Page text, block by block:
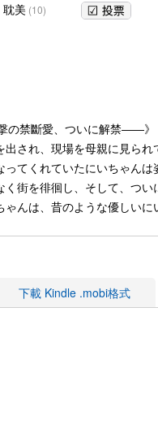
耽美 (10)
の禁斷愛、ついに解禁――》
され、現場を母親に見られ
てくれていたにいちゃん
く街を徘徊し、そして、つ
ゃんは、昔のような優しい
下載 Kindle .mobi格式